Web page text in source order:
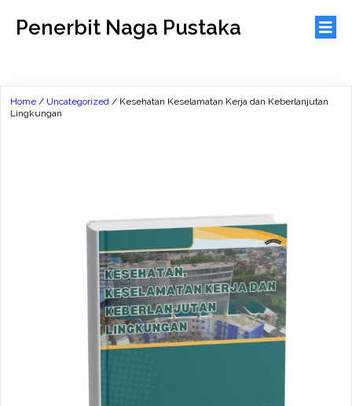
Penerbit Naga Pustaka
Home / Uncategorized / Kesehatan Keselamatan Kerja dan Keberlanjutan
Lingkungan